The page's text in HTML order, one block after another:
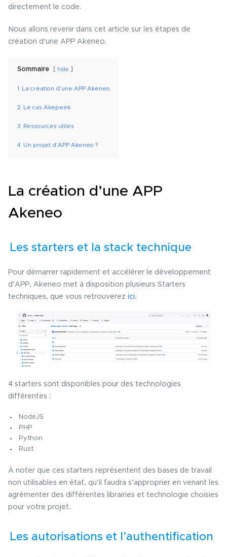
directement le code.
Nous allons revenir dans cet article sur les étapes de
création d’une APP Akeneo.
Sommaire hide
1 La création d’une APP Akeneo
2 Le cas Akepeek
3 Ressources utiles
4 Un projet d’APP Akeneo ?
La création d’une APP
Akeneo
Les starters et la stack technique
Pour démarrer rapidement et accélérer le développement
d’APP, Akeneo met à disposition plusieurs Starters
techniques, que vous retrouverez ici.
4 starters sont disponibles pour des technologies
différentes :
NodeJS
PHP
Python
Rust
À noter que ces starters représentent des bases de travail
non utilisables en état, qu’il faudra s’approprier en venant les
agrémenter des différentes librairies et technologie choisies
pour votre projet.
Les autorisations et l’authentification